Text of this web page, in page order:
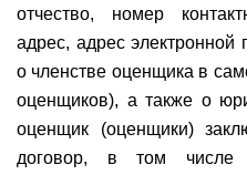
отчество, номер
адрес, адрес
о членстве оценщика в
оценщиков), а также о
оценщик (оценщики)
договор, в том числе